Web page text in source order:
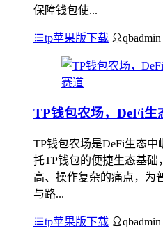
保障钱包使...
tp苹果版下载 qbadmin
TP钱包农场，DeFi生
TP钱包农场是DeFi生态
托TP钱包的便捷生态基础
高、操作复杂的痛点，为
与路...
tp苹果版下载 qbadmin